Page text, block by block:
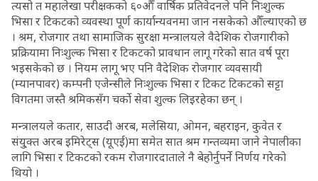
त्यसो त महालेखा परीक्षकको ६०औँ वार्षिक प्रतिवेदनले पनि निःशुल्क
भिसा र टिकटको व्यवस्था पूर्ण कार्यान्यवनमा जान नसकेको औँल्याएको छ
। श्रम, रोजगार तथा सामाजिक सुरक्षा मन्त्रालयले वैदेशिक रोजगारीको
प्रक्रियामा निःशुल्क भिसा र टिकटको प्रावधान लागू गरेको सात वर्ष पूरा
भइसकेको छ । नियम लागू भए पनि वैदेशिक रोजगार व्यवसायी
(म्यानपावर) कम्पनी एजेन्सीले निःशुल्क भिसा र टिकट टिकटको सट्टा
विगतमा जस्तै श्रमिकसँग चर्को सेवा शुल्क लिइरहेका छन् ।
मन्त्रालयले कतार, साउदी अरब, मलेसिया, ओमन, बहराइन, कुवेत र
संयु्क्त अरब इमिरेट्स (यूएई)मा समेत सात श्रम गन्तव्यमा जाने नेपालीका
लागि भिसा र टिकटको रकम रोजगारदाताले नै बेहोर्नुपर्ने निर्णय गरेको
थियो ।